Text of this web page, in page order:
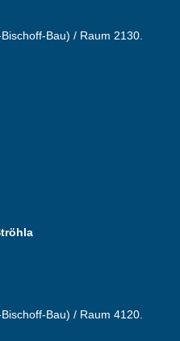
Bau) / Raum 2130.
Bau) / Raum 4120.